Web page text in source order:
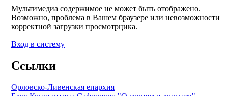
Мультимедиа содержимое не может быть отображено.
Возможно, проблема в Вашем браузере или невозможности
корректной загрузки просмотрцика.
Вход в систему
Ссылки
Орловско-Ливенская епархия